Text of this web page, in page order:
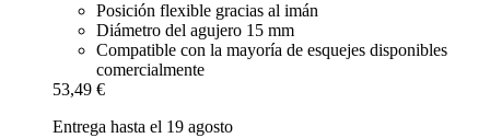
Posición flexible gracias al imán
Diámetro del agujero 15 mm
Compatible con la mayoría de esquejes disponibles
comercialmente
53,49 €
Entrega hasta el 19 agosto